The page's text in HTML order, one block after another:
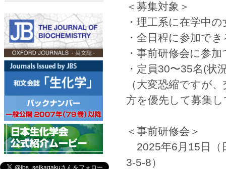
＜募集対象＞
・理工系に在学中
・全日程に参加で
・事前研修会に参
・定員30〜35名(状
（大変恐縮ですが
方を優先して募集
＜事前研修会＞
2025年6月15日（
3-5-8）